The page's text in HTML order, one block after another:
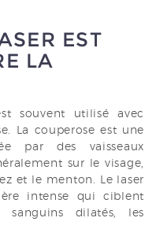
EST
LA
souvent utilisé avec
La couperose est une
par des vaisseaux
sur le visage,
et le menton. Le laser
intense qui ciblent
sanguins dilatés, les